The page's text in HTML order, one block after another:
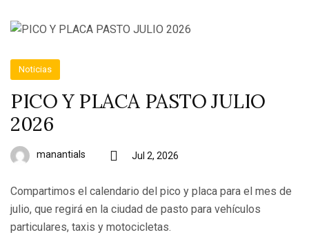
Noticias
PICO Y PLACA PASTO JULIO
2026
manantials Jul 2, 2026
Compartimos el calendario del pico y placa para el mes de
julio, que regirá en la ciudad de pasto para vehículos
particulares, taxis y motocicletas.